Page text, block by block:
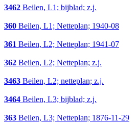
3462 Beilen, L1; bijblad; z.j.
360 Beilen, L1; Netteplan; 1940-08
361 Beilen, L2; Netteplan; 1941-07
362 Beilen, L2; Netteplan; z.j.
3463 Beilen, L2; netteplan; z.j.
3464 Beilen, L3; bijblad; z.j.
363 Beilen, L3; Netteplan; 1876-11-29